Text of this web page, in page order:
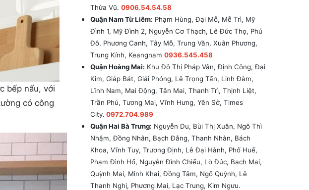
bếp nấu, với
có công
Thừa Vũ. 0906.54.54.58
Quận Nam Từ Liêm: Phạm Hùng, Đại Mỗ, Mễ Trì, Mỹ
Đình 1, Mỹ Đình 2, Nguyễn Cơ Thạch, Lê Đức Thọ, Phú
Đô, Phương Canh, Tây Mỗ, Trung Văn, Xuân Phương,
Trung Kính, Keangnam 0936.545.458
Quận Hoàng Mai: Khu Đô Thị Pháp Vân, Định Công, Đại
Kim, Giáp Bát, Giải Phóng, Lê Trọng Tấn, Linh Đàm,
Lĩnh Nam, Mai Động, Tân Mai, Thanh Trì, Thịnh Liệt,
Trần Phú, Tương Mai, Vĩnh Hưng, Yên Sở, Times
City. 0972.704.989
Quận Hai Bà Trưng: Nguyễn Du, Bùi Thị Xuân, Ngô Thì
Nhậm, Đồng Nhân, Bạch Đằng, Thanh Nhàn, Bách
Khoa, Vĩnh Tuy, Trương Định, Lê Đại Hành, Phố Huế,
Phạm Đình Hổ, Nguyễn Đình Chiểu, Lò Đúc, Bạch Mai,
Quỳnh Mai, Minh Khai, Đồng Tâm, Ngõ Quỳnh, Lê
Thanh Nghị, Phương Mai, Lạc Trung, Kim Ngưu.